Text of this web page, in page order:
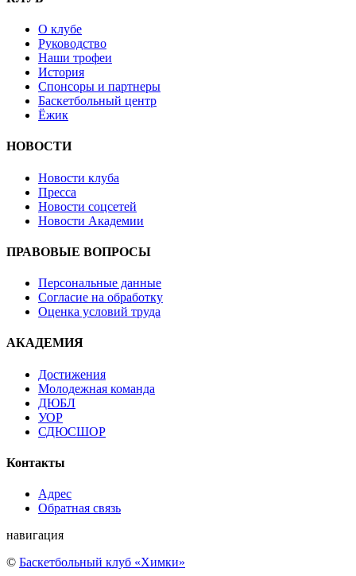
О клубе
Руководство
Наши трофеи
История
Спонсоры и партнеры
Баскетбольный центр
Ёжик
НОВОСТИ
Новости клуба
Пресса
Новости соцсетей
Новости Академии
ПРАВОВЫЕ ВОПРОСЫ
Персональные данные
Согласие на обработку
Оценка условий труда
АКАДЕМИЯ
Достижения
Молодежная команда
ДЮБЛ
УОР
СДЮСШОР
Контакты
Адрес
Обратная связь
навигация
© Баскетбольный клуб «Химки»